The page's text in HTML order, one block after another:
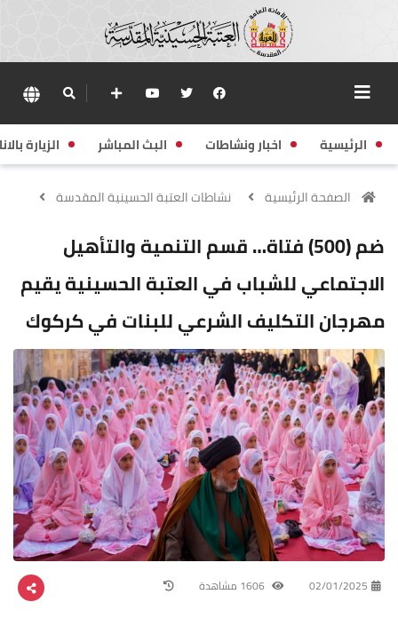
الرئيسية اخبار ونشاطات البث المباشر الزيارة
الصفحة الرئيسية نشاطات العتبة الحسينية المقدسة
ضم (500) فتاة… قسم التنمية والتأهيل
الاجتماعي للشباب في العتبة الحسينية يقيم
مهرجان التكليف الشرعي للبنات في كركوك
02/01/2025